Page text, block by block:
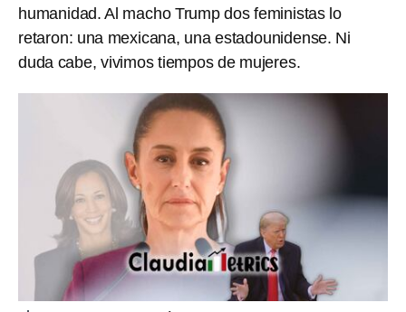
humanidad. Al macho Trump dos feministas lo
retaron: una mexicana, una estadounidense. Ni
duda cabe, vivimos tiempos de mujeres.